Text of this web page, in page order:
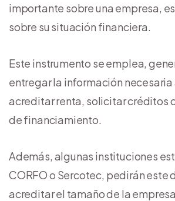
importante sobre una empresa,
sobre su situación financiera.
Este instrumento se emplea,
entregar la información
acreditar renta, solicitar créditos
de financiamiento.
Además, algunas instituciones
CORFO o Sercotec, pedirán este
acreditar el tamaño de la